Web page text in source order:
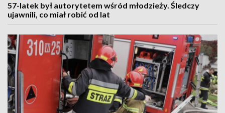
57-latek był autorytetem wśród młodzieży. Śledczy
ujawnili, co miał robić od lat